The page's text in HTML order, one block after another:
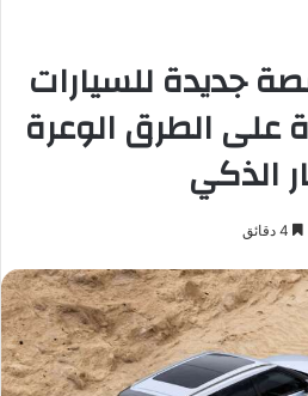
جديدة للسيارات
على الطرق الوعرة
الذكي